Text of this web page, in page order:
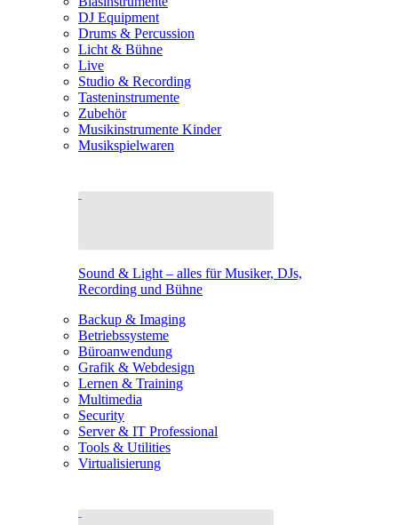
DJ Equipment
Drums & Percussion
Licht & Bühne
Live
Studio & Recording
Tasteninstrumente
Zubehör
Musikinstrumente Kinder
Musikspielwaren
Sound & Light – alles für Musiker, DJs,
Recording und Bühne
Backup & Imaging
Betriebssysteme
Büroanwendung
Grafik & Webdesign
Lernen & Training
Multimedia
Security
Server & IT Professional
Tools & Utilities
Virtualisierung